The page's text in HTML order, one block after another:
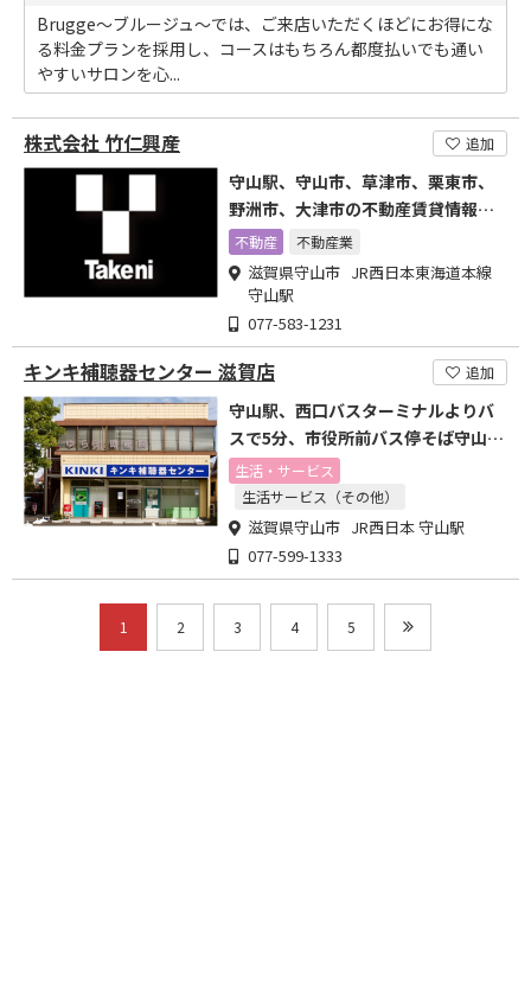
Brugge～ブルージュ～では、ご来店いただくほどにお得にな
る料金プランを採用し、コースはもちろん都度払いでも通い
やすいサロンを心...
株式会社 竹仁興産 追加
守山駅、守山市、草津市、栗東市、
野洲市、大津市の不動産賃貸情報や
お知らせをHPで掲載中。
不動産 不動産業
滋賀県守山市 JR西日本東海道本線
守山駅
077-583-1231
キンキ補聴器センター 滋賀店 追加
守山駅、西口バスターミナルよりバ
スで5分、市役所前バス停そば守山市
役所の斜めむかいです!
生活・サービス
生活サービス（その他）
滋賀県守山市 JR西日本 守山駅
077-599-1333
1 2 3 4 5